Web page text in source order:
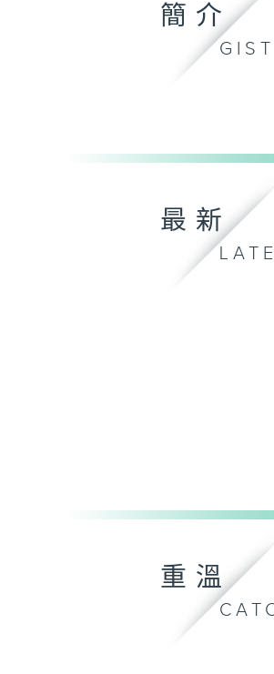
簡介
GIST
最新
重溫